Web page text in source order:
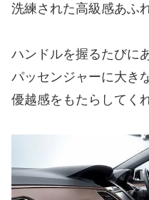
洗練された高級感あふ
ハンドルを握るたびに
パッセンジャーに大き
優越感をもたらしてく